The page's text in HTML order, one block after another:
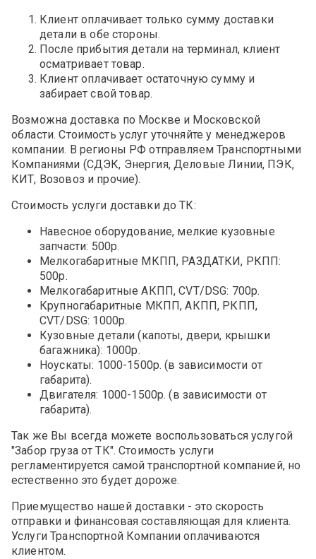
Клиент оплачивает только сумму доставки
детали в обе стороны.
После прибытия детали на терминал, клиент
осматривает товар.
Клиент оплачивает остаточную сумму и
забирает свой товар.
Возможна доставка по Москве и Московской
области. Стоимость услуг уточняйте у менеджеров
компании. В регионы РФ отправляем Транспортными
Компаниями (СДЭК, Энергия, Деловые Линии, ПЭК,
КИТ, Возовоз и прочие).
Стоимость услуги доставки до ТК:
Навесное оборудование, мелкие кузовные
запчасти: 500р.
Мелкогабаритные МКПП, РАЗДАТКИ, РКПП:
500р.
Мелкогабаритные АКПП, CVT/DSG: 700р.
Крупногабаритные МКПП, АКПП, РКПП,
CVT/DSG: 1000р.
Кузовные детали (капоты, двери, крышки
багажника): 1000р.
Ноускаты: 1000-1500р. (в зависимости от
габарита).
Двигателя: 1000-1500р. (в зависимости от
габарита).
Так же Вы всегда можете воспользоваться услугой
"Забор груза от ТК". Стоимость услуги
регламентируется самой транспортной компанией, но
естественно это будет дороже.
Приемущество нашей доставки - это скорость
отправки и финансовая составляющая для клиента.
Услуги Транспортной Компании оплачиваются
клиентом.